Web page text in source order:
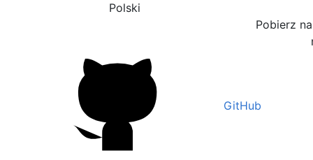
Polski
Pobierz
GitHub